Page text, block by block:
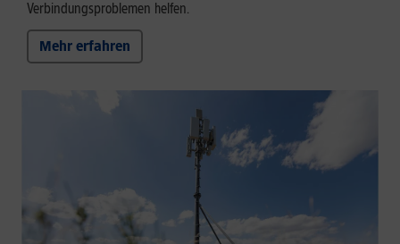
Verbindungsproblemen helfen.
Mehr erfahren